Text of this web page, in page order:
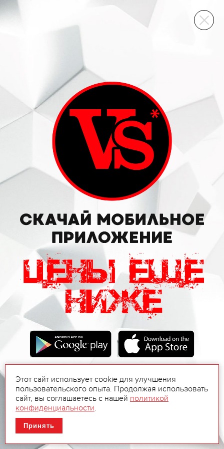
ВИННЫЙ СКЛАД
Этот сайт использует cookie для улучшения
пользовательского опыта. Продолжая использовать
сайт, вы соглашаетесь с нашей политикой
конфиденциальности.
Принять